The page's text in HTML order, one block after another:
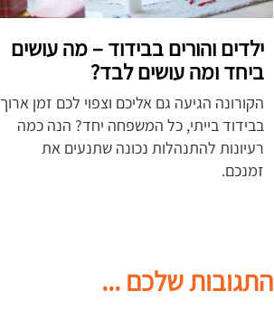
ילדים והורים בבידוד – מה עושים
ביחד ומה עושים לבד?
הקורונה הגיעה גם אליכם וצפוי לכם זמן ארוך
בבידוד בייתי, כל המשפחה יחד? הנה כמה
רעיונות להתנהלות נכונה שתנעים את
זמנכם.
התגובות שלכם ...